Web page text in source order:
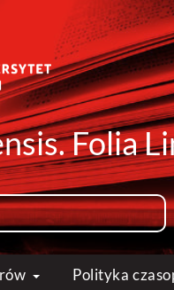
Folia
Polityka